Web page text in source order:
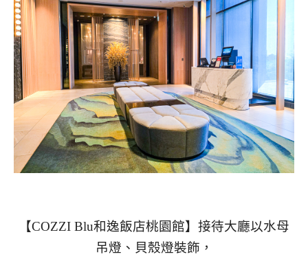
【COZZI Blu和逸飯店桃園館】接待大廳以水母
吊燈、貝殼燈裝飾，